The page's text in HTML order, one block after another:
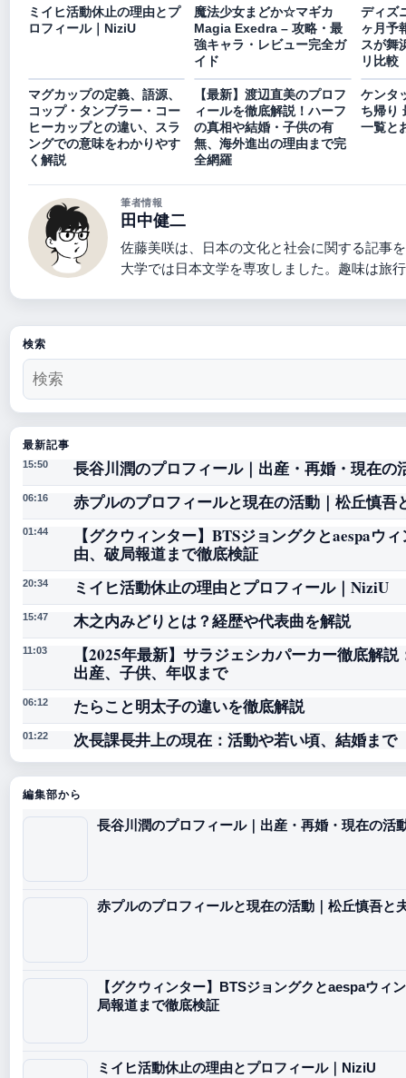
ミイヒ活動休止の理由とプ
ロフィール｜NiziU
魔法少女まどか☆マギカ
Magia Exedra – 攻略・最
強キャラ・レビュー完全ガ
イド
ディズ
ヶ月予
スが舞
リ比較
マグカップの定義、語源、
コップ・タンブラー・コー
ヒーカップとの違い、スラ
ングでの意味をわかりやす
く解説
【最新】渡辺直美のプロフ
ィールを徹底解説！ハーフ
の真相や結婚・子供の有
無、海外進出の理由まで完
全網羅
ケンタ
ち帰り
一覧と
筆者情報
田中健二
佐藤美咲は、日本の文化と社会に関する記事
大学では日本文学を専攻しました。趣味は旅
検索
最新記事
15:50 長谷川潤のプロフィール｜出産・再婚・現在の
06:16 赤プルのプロフィールと現在の活動｜松丘慎吾
01:44
【グクウィンター】BTSジョングクとaespaウ
由、破局報道まで徹底検証
20:34 ミイヒ活動休止の理由とプロフィール｜NiziU
15:47 木之内みどりとは？経歴や代表曲を解説
11:03
【2025年最新】サラジェシカパーカー徹底解
出産、子供、年収まで
06:12 たらこと明太子の違いを徹底解説
01:22 次長課長井上の現在：活動や若い頃、結婚まで
編集部から
長谷川潤のプロフィール｜出産・再婚・現在の活
赤プルのプロフィールと現在の活動｜松丘慎吾と
【グクウィンター】BTSジョングクとaespaウィ
局報道まで徹底検証
ミイヒ活動休止の理由とプロフィール｜NiziU